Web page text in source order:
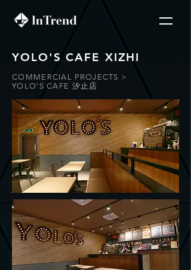
YOLO'S CAFE XIZHI
COMMERCIAL PROJECTS >
YOLO'S CAFE 汐止店